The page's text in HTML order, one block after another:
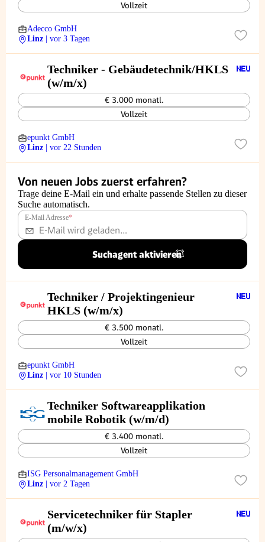
Vollzeit
Adecco GmbH
Linz
| vor 3 Tagen
Techniker - Gebäudetechnik/HKLS
(w/m/x)
€ 3.000 monatl.
Vollzeit
epunkt GmbH
Linz
| vor 22 Stunden
Von neuen Jobs zuerst erfahren?
Trage deine E-Mail ein und erhalte passende Stellen zu dieser
Suche automatisch.
E-Mail Adresse*
Suchagent aktivieren
Techniker / Projektingenieur
HKLS (w/m/x)
€ 3.500 monatl.
Vollzeit
epunkt GmbH
Linz
| vor 10 Stunden
Techniker Softwareapplikation
mobile Robotik (w/m/d)
€ 3.400 monatl.
Vollzeit
ISG Personalmanagement GmbH
Linz
| vor 2 Tagen
Servicetechniker für Stapler
(m/w/x)